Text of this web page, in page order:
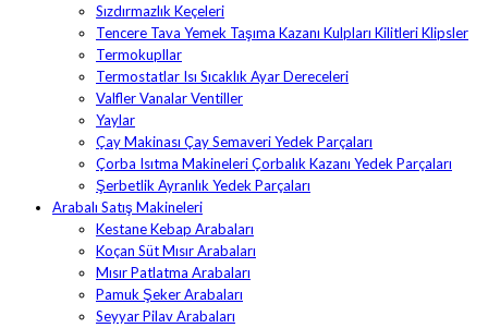
Sızdırmazlık Keçeleri
Tencere Tava Yemek Taşıma Kazanı Kulpları Kilitleri Klipsler
Termokupllar
Termostatlar Isı Sıcaklık Ayar Dereceleri
Valfler Vanalar Ventiller
Yaylar
Çay Makinası Çay Semaveri Yedek Parçaları
Çorba Isıtma Makineleri Çorbalık Kazanı Yedek Parçaları
Şerbetlik Ayranlık Yedek Parçaları
Arabalı Satış Makineleri
Kestane Kebap Arabaları
Koçan Süt Mısır Arabaları
Mısır Patlatma Arabaları
Pamuk Şeker Arabaları
Seyyar Pilav Arabaları